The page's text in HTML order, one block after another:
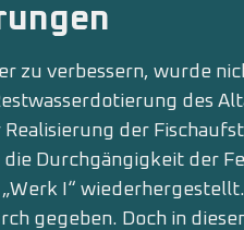
zu verbessern, wurde
des
der
Durchgängigkeit der
I“
gegeben. Doch in